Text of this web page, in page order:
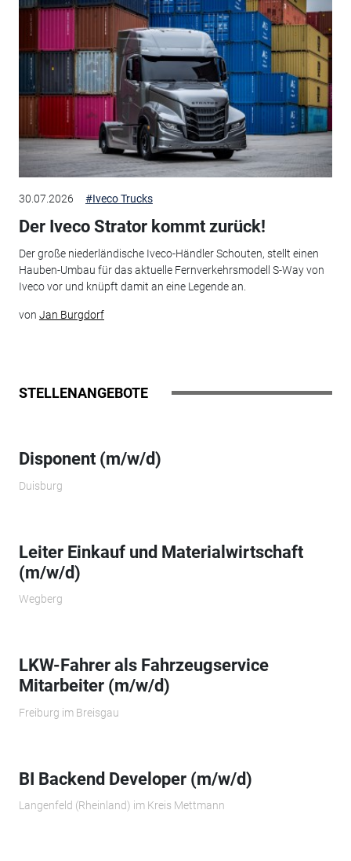
30.07.2026 #Iveco Trucks
Der Iveco Strator kommt zurück!
Der große niederländische Iveco-Händler Schouten, stellt einen
Hauben-Umbau für das aktuelle Fernverkehrsmodell S-Way von
Iveco vor und knüpft damit an eine Legende an.
von Jan Burgdorf
STELLENANGEBOTE
Disponent (m/w/d)
Duisburg
Leiter Einkauf und Materialwirtschaft
(m/w/d)
Wegberg
LKW-Fahrer als Fahrzeugservice
Mitarbeiter (m/w/d)
Freiburg im Breisgau
BI Backend Developer (m/w/d)
Langenfeld (Rheinland) im Kreis Mettmann